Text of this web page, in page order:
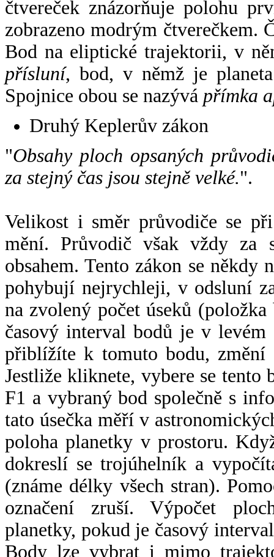
čtvereček znázorňuje polohu
zobrazeno modrým čtverečkem.
Bod na eliptické trajektorii, v
přísluní, bod, v němž je
Spojnice obou se nazývá přímka
Druhý Keplerův zákon
"Obsahy ploch opsaných
za stejný čas jsou stejně velké.".
Velikost i směr průvodiče se
mění. Průvodič však vždy za
obsahem. Tento zákon se někdy
pohybují nejrychleji, v odsluní
na zvolený počet úseků
časový interval bodů je v
přiblížíte k tomuto bodu,
Jestliže kliknete, vybere se tento
F1 a vybraný bod společně s
tato úsečka měří v
poloha planetky v prostoru.
dokreslí se trojúhelník a
(známe délky všech stran).
označení zruší. Výpočet
planetky, pokud je časový
Body lze vybrat i mimo